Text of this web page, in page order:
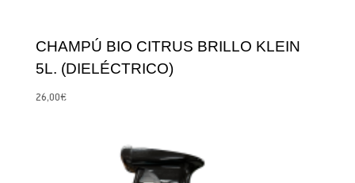
CHAMPÚ BIO CITRUS BRILLO KLEIN
5L. (DIELÉCTRICO)
26,00€